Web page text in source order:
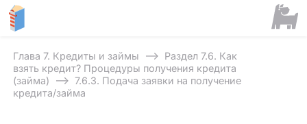
Глава 7. Кредиты и займы ⟶ Раздел 7.6. Как
взять кредит? Процедуры получения кредита
(займа)
⟶ 7.6.3. Подача заявки на получение
кредита/займа